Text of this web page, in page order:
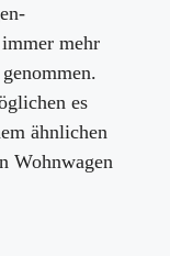
mehr
es
ähnlichen
Wohnwagen